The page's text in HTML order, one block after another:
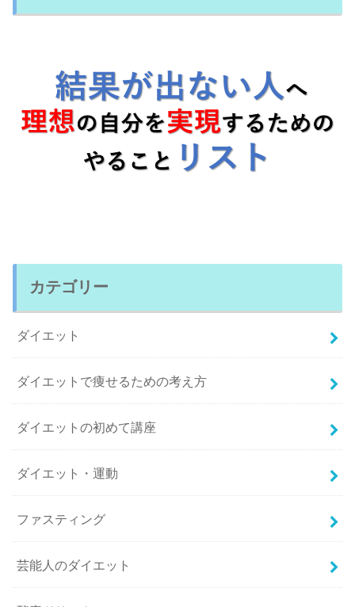
カテゴリー
ダイエット
ダイエットで痩せるための考え方
ダイエットの初めて講座
ダイエット・運動
ファスティング
芸能人のダイエット